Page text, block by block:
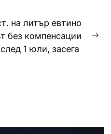
на литър евтино
без компенсации
след 1 юли, засега